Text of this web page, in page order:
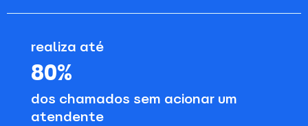
realiza até
80%
dos chamados sem acionar um
atendente